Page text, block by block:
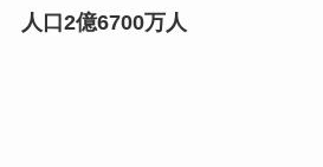
人口2億6700万人